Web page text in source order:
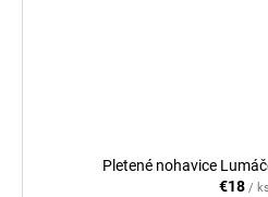
Pletené nohavice
€18 / ks